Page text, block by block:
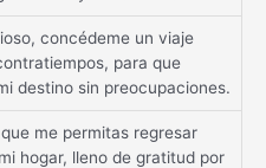
concédeme un viaje
para que
destino sin preocupaciones.
me permitas regresar
hogar, lleno de gratitud por